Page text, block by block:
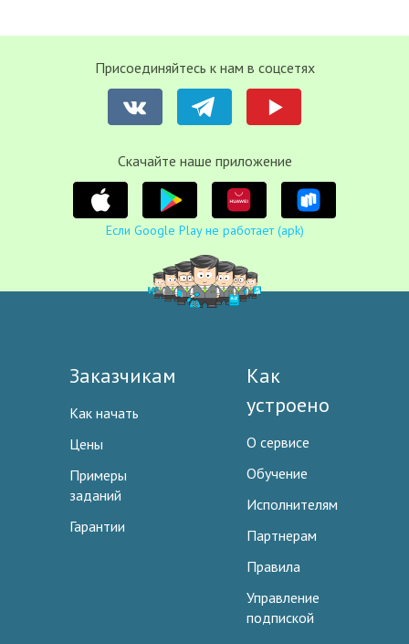
Присоединяйтесь к нам в соцсетях
Cкачайте наше приложение
Если Google Play не работает (apk)
Заказчикам
Как начать
Цены
Примеры
заданий
Гарантии
Как
устроено
О сервисе
Обучение
Исполнителям
Партнерам
Правила
Управление
подпиской